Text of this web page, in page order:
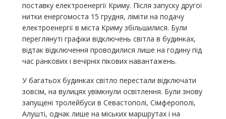
поставку електроенергії Криму. Після запуску другої
нитки енергомоста 15 грудня, ліміти на подачу
електроенергії в міста Криму збільшилися. Були
переглянуті графіки відключень світла в будинках,
відтак відключення проводилися лише на годину під
час ранкових і вечірніх пікових навантажень.
У багатьох будинках світло перестали відключати
зовсім, на вулицях увімкнули освітлення. Були знову
запущені тролейбуси в Севастополі, Сімферополі,
Алушті, однак лише на міських маршрутах і на